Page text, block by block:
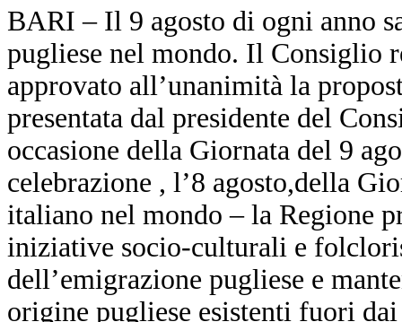
BARI – Il 9 agosto di ogni anno
pugliese nel mondo. Il Consiglio
approvato all’unanimità la
presentata dal presidente del
occasione della Giornata del 9
celebrazione , l’8 agosto,della
italiano nel mondo – la Regione
iniziative socio‐culturali e
dell’emigrazione pugliese e
origine pugliese esistenti fuori